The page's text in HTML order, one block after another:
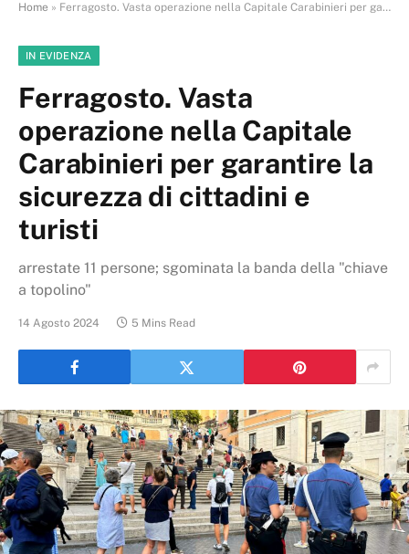
Home » Ferragosto. Vasta operazione nella Capitale Carabinieri per garantire la sicurezza di cittadini e turisti
IN EVIDENZA
Ferragosto. Vasta
operazione nella Capitale
Carabinieri per garantire la
sicurezza di cittadini e
turisti
arrestate 11 persone; sgominata la banda della "chiave
a topolino"
14 Agosto 2024 5 Mins Read